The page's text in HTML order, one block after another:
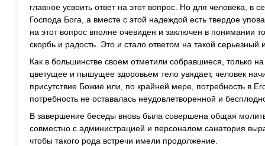
главное усвоить ответ на этот вопрос. Но для человека, в
Господа Бога, а вместе с этой надеждой есть твердое
на этот вопрос вполне очевиден и заключен в понимании
скорбь и радость. Это и стало ответом на такой серьезный
Как в большинстве своем отметили собравшиеся, только на
цветущее и пышущее здоровьем тело увядает, человек
присутствие Божие или, по крайней мере, потребность в
потребность не оставалась неудовлетворенной и
В завершение беседы вновь была совершена общая
совместно с администрацией и персоналом санатория
чтобы такого рода встречи имели продолжение.